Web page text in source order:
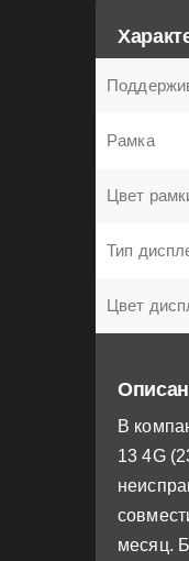
Рамка
Цвет
Тип
Цвет
В
13 4G
месяц.